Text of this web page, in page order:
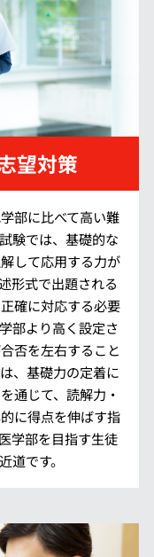
望対策
部に比べて高い難
験では、基礎的な
して応用する力が
形式で出題される
確に対応する必要
部より高く設定さ
否を左右すること
、基礎力の定着に
通じて、読解力・
に得点を伸ばす指
学部を目指す生徒
道です。